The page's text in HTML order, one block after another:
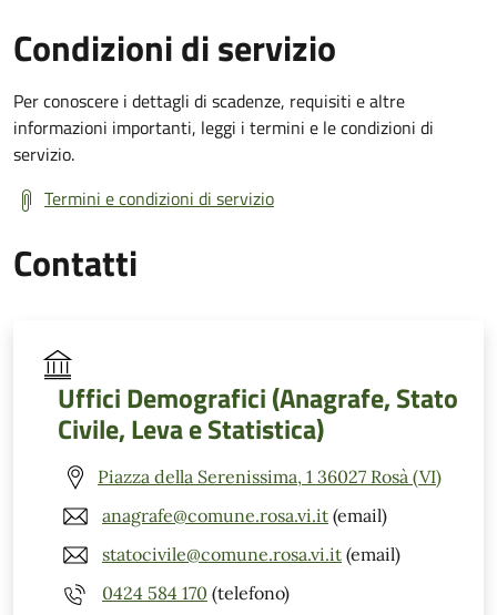
Condizioni di servizio
Per conoscere i dettagli di scadenze, requisiti e altre
informazioni importanti, leggi i termini e le condizioni di
servizio.
Termini e condizioni di servizio
Contatti
Uffici Demografici (Anagrafe, Stato
Civile, Leva e Statistica)
Piazza della Serenissima, 1 36027 Rosà (VI)
anagrafe@comune.rosa.vi.it (email)
statocivile@comune.rosa.vi.it (email)
0424 584 170 (telefono)